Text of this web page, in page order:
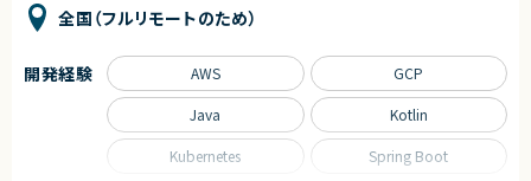
◆業務内容
日程調整を支援するSaaSプロダクトにおいて、企画・設計から改善まで、プ
ロダクト開発を主導していただくポジションです。
・顧客課題を起点とした機能設計・UX/UI設計
・開発テーマの優先順位付けおよび進行マネジメント
・技術的視点を活かした営業・カスタマーサポート支援
・障害対応や運用面の改善を含むプロダクト品質の担保
・上記に付随する、経営・顧客・開発をつなぐ横断的な役割
全国（フルリモートのため）
開発経験 AWS GCP
Java Kotlin
Kubernetes Spring Boot